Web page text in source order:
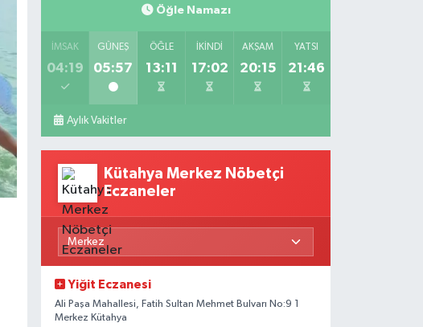
Öğle Namazı
İMSAK
04:19
GÜNEŞ
05:57
ÖĞLE
13:11
İKINDI
17:02
AKŞAM
20:15
YATSI
21:46
Aylık Vakitler
Kütahya Merkez Nöbetçi
Eczaneler
Yiğit Eczanesi
Ali Paşa Mahallesi, Fatih Sultan Mehmet Bulvarı No:9 1
Merkez Kütahya